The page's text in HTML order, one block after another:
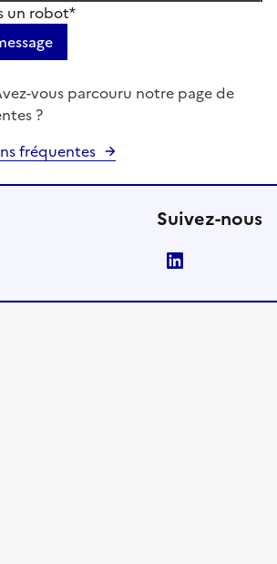
un robot*
vous parcouru notre page de
?
fréquentes
Suivez-nous